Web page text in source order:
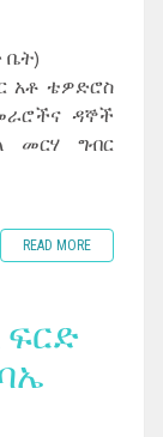
ቤት)
አቶ ቴዎድሮስ
ዳኞች
መርሃ ግብር
READ MORE
ፍርድ